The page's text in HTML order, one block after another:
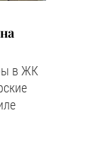
в ЖК